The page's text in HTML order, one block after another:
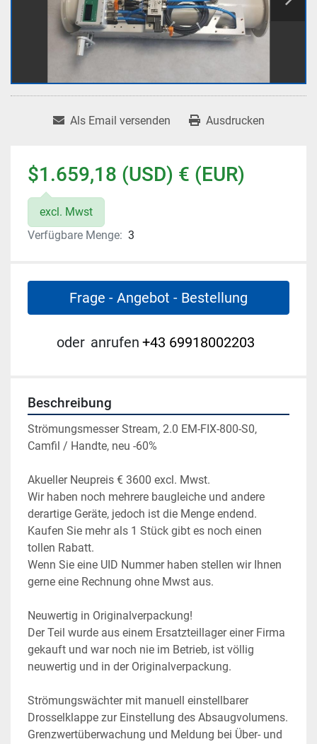
Als Email versenden Ausdrucken
$1.659,18 (USD) € (EUR)
excl. Mwst
Verfügbare Menge: 3
Frage - Angebot - Bestellung
oder anrufen +43 69918002203
Beschreibung
Strömungsmesser Stream, 2.0 EM-FIX-800-S0,
Camfil / Handte, neu -60%
Akueller Neupreis € 3600 excl. Mwst.
Wir haben noch mehrere baugleiche und andere
derartige Geräte, jedoch ist die Menge endend.
Kaufen Sie mehr als 1 Stück gibt es noch einen
tollen Rabatt.
Wenn Sie eine UID Nummer haben stellen wir Ihnen
gerne eine Rechnung ohne Mwst aus.
Neuwertig in Originalverpackung!
Der Teil wurde aus einem Ersatzteillager einer Firma
gekauft und war noch nie im Betrieb, ist völlig
neuwertig und in der Originalverpackung.
Strömungswächter mit manuell einstellbarer
Drosselklappe zur Einstellung des Absaugvolumens.
Grenzwertüberwachung und Meldung bei Über- und